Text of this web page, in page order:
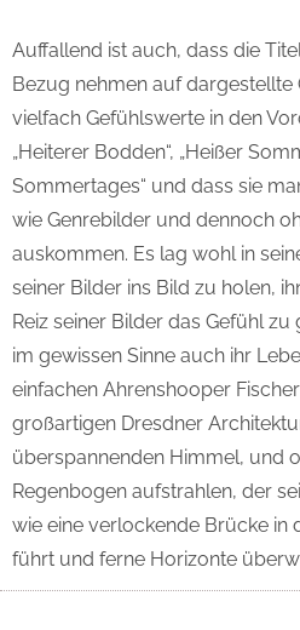
Auffallend ist auch, dass die
Bezug nehmen auf dargestellte
vielfach Gefühlswerte in den
„Heiterer Bodden“, „Heißer
Sommertages“ und dass sie
wie Genrebilder und dennoch
auskommen. Es lag wohl in
seiner Bilder ins Bild zu holen,
Reiz seiner Bilder das Gefühl zu
im gewissen Sinne auch ihr
einfachen Ahrenshooper
großartigen Dresdner
überspannenden Himmel, und
Regenbogen aufstrahlen, der
wie eine verlockende Brücke in
führt und ferne Horizonte